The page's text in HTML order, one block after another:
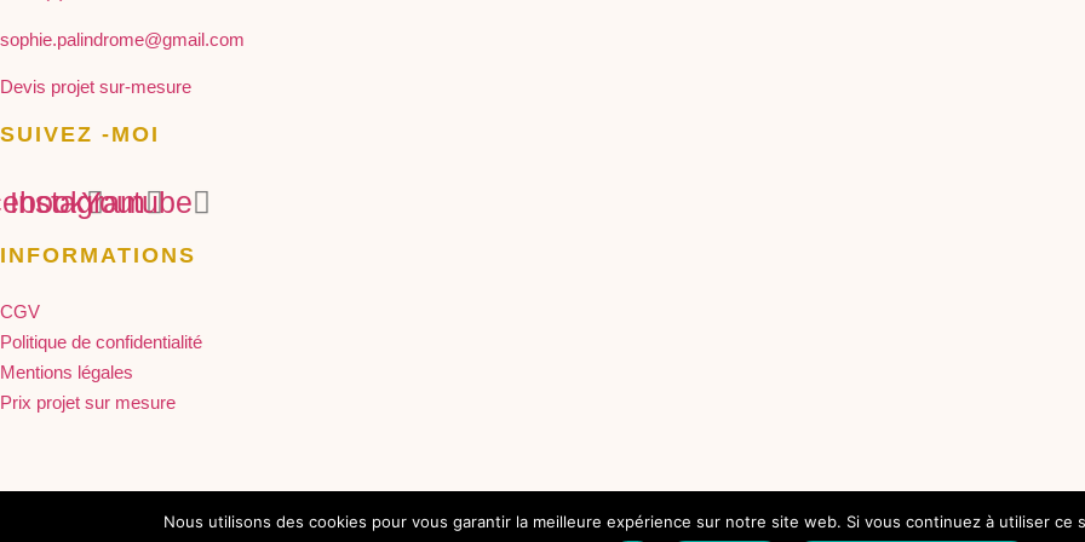
sophie.palindrome@gmail.com
Devis projet sur-mesure
SUIVEZ -MOI
Instagram
Youtube
INFORMATIONS
CGV
Politique de confidentialité
Mentions légales
Prix projet sur mesure
Nous utilisons des cookies pour vous garantir la meilleure expérience sur notre site web. Si vous continuez à utiliser